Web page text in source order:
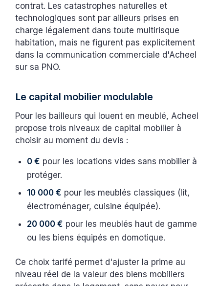
contrat. Les catastrophes naturelles et
technologiques sont par ailleurs prises en
charge légalement dans toute multirisque
habitation, mais ne figurent pas explicitement
dans la communication commerciale d'Acheel
sur sa PNO.
Le capital mobilier modulable
Pour les bailleurs qui louent en meublé, Acheel
propose trois niveaux de capital mobilier à
choisir au moment du devis :
0 € pour les locations vides sans mobilier à
protéger.
10 000 € pour les meublés classiques (lit,
électroménager, cuisine équipée).
20 000 € pour les meublés haut de gamme
ou les biens équipés en domotique.
Ce choix tarifé permet d'ajuster la prime au
niveau réel de la valeur des biens mobiliers